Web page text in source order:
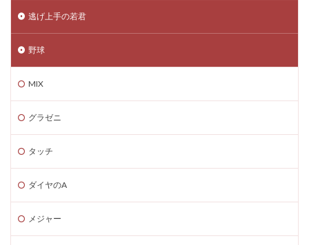
逃げ上手の若君
野球
MIX
グラゼニ
タッチ
ダイヤのA
メジャー